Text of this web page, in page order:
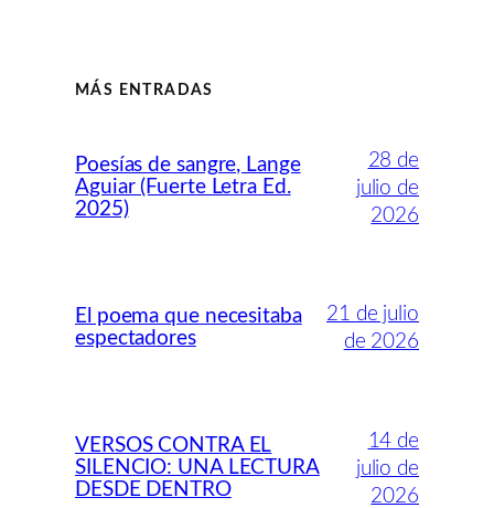
MÁS ENTRADAS
Poesías de sangre, Lange
Aguiar (Fuerte Letra Ed.
2025)
28 de
julio de
2026
El poema que necesitaba
espectadores
21 de julio
de 2026
VERSOS CONTRA EL
SILENCIO: UNA LECTURA
DESDE DENTRO
14 de
julio de
2026